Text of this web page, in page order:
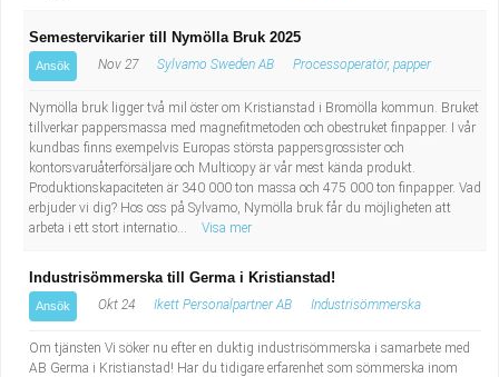
Semestervikarier till Nymölla Bruk 2025
Ansök Nov 27 Sylvamo Sweden AB Processoperatör, papper
Nymölla bruk ligger två mil öster om Kristianstad i Bromölla kommun. Bruket
tillverkar pappersmassa med magnefitmetoden och obestruket finpapper. I vår
kundbas finns exempelvis Europas största pappersgrossister och
kontorsvaruåterförsäljare och Multicopy är vår mest kända produkt.
Produktionskapaciteten är 340 000 ton massa och 475 000 ton finpapper. Vad
erbjuder vi dig? Hos oss på Sylvamo, Nymölla bruk får du möjligheten att
arbeta i ett stort internatio...
Visa mer
Industrisömmerska till Germa i Kristianstad!
Ansök Okt 24 Ikett Personalpartner AB Industrisömmerska
Om tjänsten Vi söker nu efter en duktig industrisömmerska i samarbete med
AB Germa i Kristianstad! Har du tidigare erfarenhet som sömmerska inom